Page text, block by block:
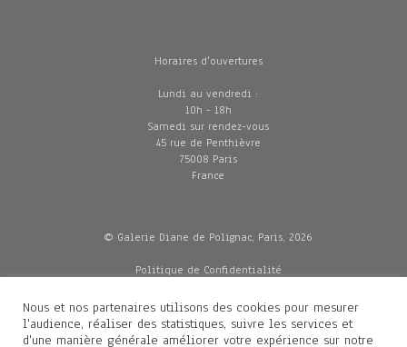
Horaires d'ouvertures
Lundi au vendredi :
10h - 18h
Samedi sur rendez-vous
45 rue de Penthièvre
75008 Paris
France
© Galerie Diane de Polignac, Paris, 2026
Politique de Confidentialité
Mentions légales
Livraisons
Nous et nos partenaires utilisons des cookies pour mesurer
l'audience, réaliser des statistiques, suivre les services et
d'une manière générale améliorer votre expérience sur notre